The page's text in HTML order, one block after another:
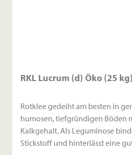
RKL Lucrum (d) Öko (25 kg)
Rotklee gedeiht am besten in
humosen, tiefgründigen Böden mit mäßigem
Kalkgehalt. Als Leguminose bindet
Stickstoff und hinterlässt eine